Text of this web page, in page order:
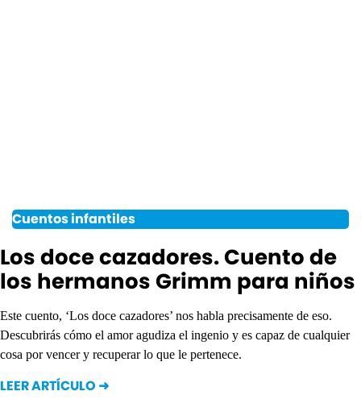
Cuentos infantiles
Los doce cazadores. Cuento de
los hermanos Grimm para niños
Este cuento, ‘Los doce cazadores’ nos habla precisamente de eso.
Descubrirás cómo el amor agudiza el ingenio y es capaz de cualquier
cosa por vencer y recuperar lo que le pertenece.
LEER ARTÍCULO ➜